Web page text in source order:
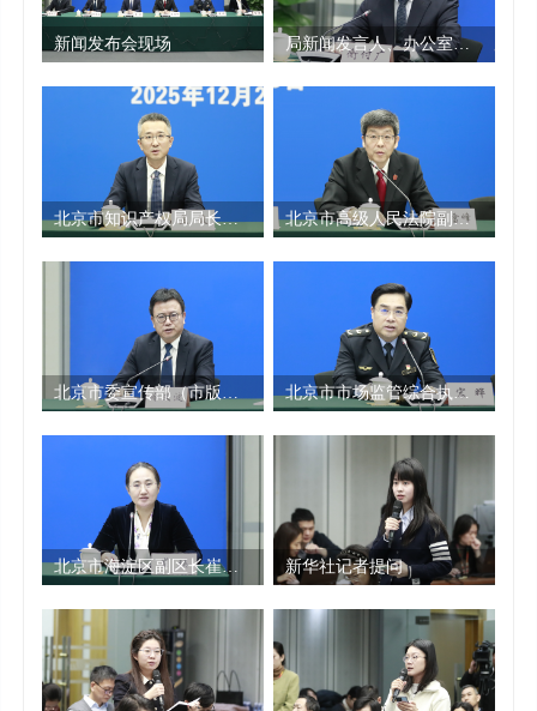
地。支持北京制定印发高水平知识产权人才高地
建设的实施意见，对工作作出全面部署。与清华
国际化高端人才和实务人才培养。在北京设置9个
知识产权远程教育分站，全年累计培训近2000人
北京市知识产权相关部门也协同发力，全链
条推进知识产权创造、运用、保护、管理、服务
设。下面请北京市知识产权局局长孟波先生为大
家作一个全面介绍。
[2025-12-26 10:02]
位媒体朋友，大家上午好！知识产权是首都创新
发展的重要基石、文化繁荣的重要保障、国际交
往的重要名片。“十四五”以来，首都知识产权系
统深入贯彻习近平总书记对北京重要讲话精神和
关于知识产权工作的重要指示论述，认真贯彻党
的有力指导和北京市委、市政府的坚强领导下，
深度聚焦国际科技创新中心建设和“两区”建设，
积极探索知识产权支撑首都高质量发展的有效路
新闻发布会现场 局新闻发言人、办公室主任衡付广主持发布会
北京市知识产权局局长孟波答记者问 北京市高级人民法院副院长任雪峰答记者问
北京市市场监管综合执法总队副总队长宋晔答记者问
北京市海淀区副区长崔瑛答记者问 新华社记者提问